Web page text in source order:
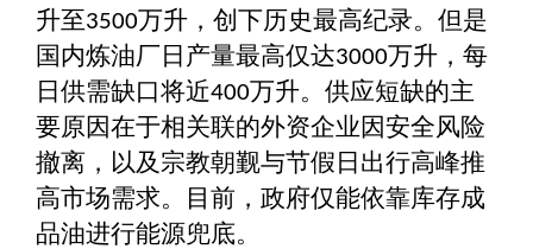
升至3500万升，创下历史最高纪录。但是
国内炼油厂日产量最高仅达3000万升，每
日供需缺口将近400万升。供应短缺的主
要原因在于相关联的外资企业因安全风险
撤离，以及宗教朝觐与节假日出行高峰推
高市场需求。目前，政府仅能依靠库存成
品油进行能源兜底。